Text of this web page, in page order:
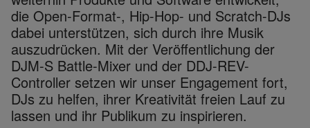
die Open-Format-, Hip-Hop- und Scratch-DJs
dabei unterstützen, sich durch ihre Musik
auszudrücken. Mit der Veröffentlichung der
DJM-S Battle-Mixer und der DDJ-REV-
Controller setzen wir unser Engagement fort,
DJs zu helfen, ihrer Kreativität freien Lauf zu
lassen und ihr Publikum zu inspirieren.